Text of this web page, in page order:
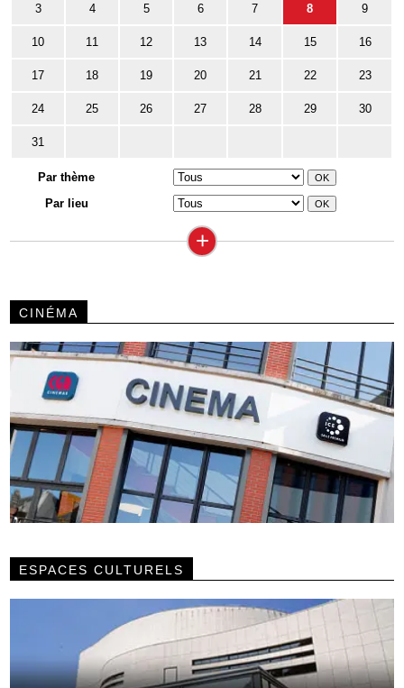
3 4 5 6 7 8 9
10 11 12 13 14 15 16
17 18 19 20 21 22 23
24 25 26 27 28 29 30
31
Par thème
Par lieu
+
CINÉMA
ESPACES CULTURELS